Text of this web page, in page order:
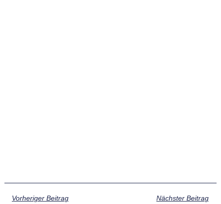
Vorheriger Beitrag Nächster Beitrag